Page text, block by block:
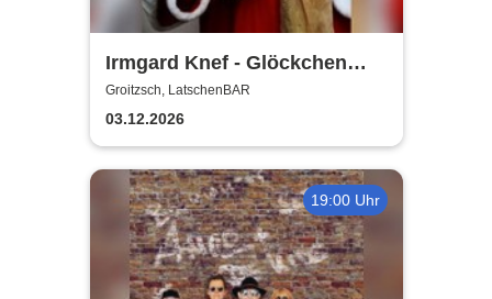
Irmgard Knef - Glöckchen
hier - Glöckchen da |
LatschenBAR
Groitzsch, LatschenBAR
03.12.2026
19:00 Uhr